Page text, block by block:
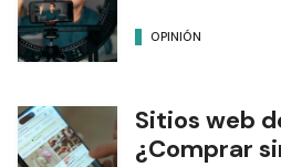
OPINIÓN
Sitios web
¿Comprar